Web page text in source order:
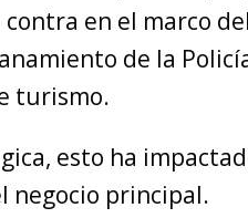
en el marco
de la
turismo.
esto ha
negocio principal.